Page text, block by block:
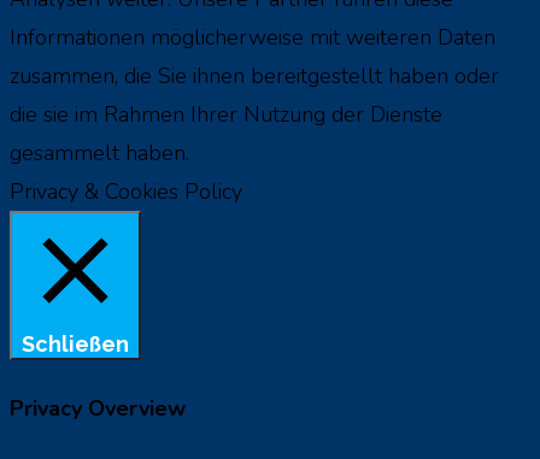
Informationen möglicherweise mit weiteren Daten
zusammen, die Sie ihnen bereitgestellt haben oder
die sie im Rahmen Ihrer Nutzung der Dienste
gesammelt haben.
Privacy & Cookies Policy
Schließen
Privacy Overview